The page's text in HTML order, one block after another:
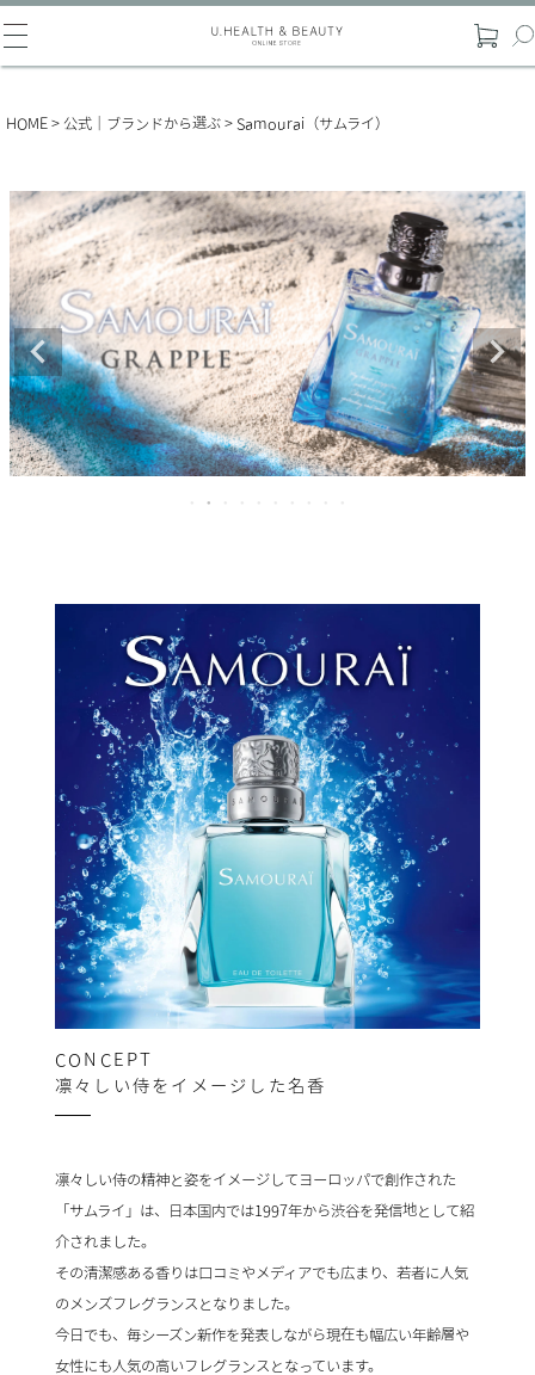
HOME 公式｜ブランドから選ぶ Samourai（サムライ）
CONCEPT
凛々しい侍をイメージした名香​
凛々しい侍の精神と姿をイメージしてヨーロッパで創作された
「サムライ」は​、日本国内では1997年から渋谷を発信地として紹
介されました。
その清潔感ある香りは口コミやメディアでも広まり、​若者に人気
のメンズフレグランスとなりました。​
今日でも、毎シーズン新作を発表しながら現在も幅広い年齢層や
女性にも​人気の高いフレグランスとなっています。​ ​